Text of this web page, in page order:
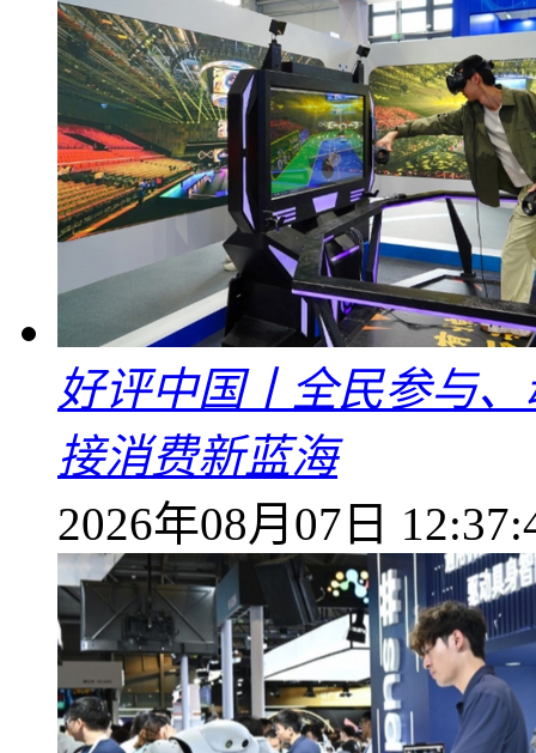
好评中国丨全民参与
接消费新蓝海
2026年08月07日